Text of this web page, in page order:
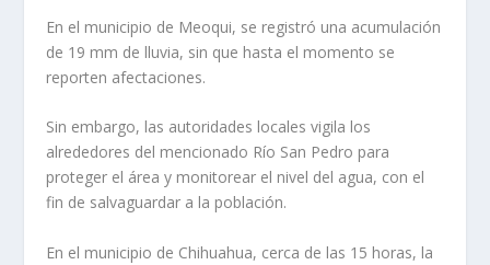
En el municipio de Meoqui, se registró una acumulación
de 19 mm de lluvia, sin que hasta el momento se
reporten afectaciones.
Sin embargo, las autoridades locales vigila los
alrededores del mencionado Río San Pedro para
proteger el área y monitorear el nivel del agua, con el
fin de salvaguardar a la población.
En el municipio de Chihuahua, cerca de las 15 horas, la